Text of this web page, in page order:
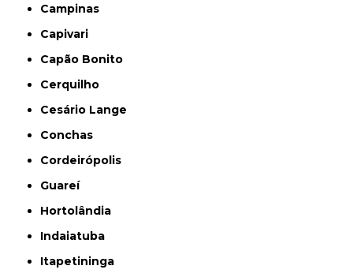
Campinas
Capivari
Capão Bonito
Cerquilho
Cesário Lange
Conchas
Cordeirópolis
Guareí
Hortolândia
Indaiatuba
Itapetininga